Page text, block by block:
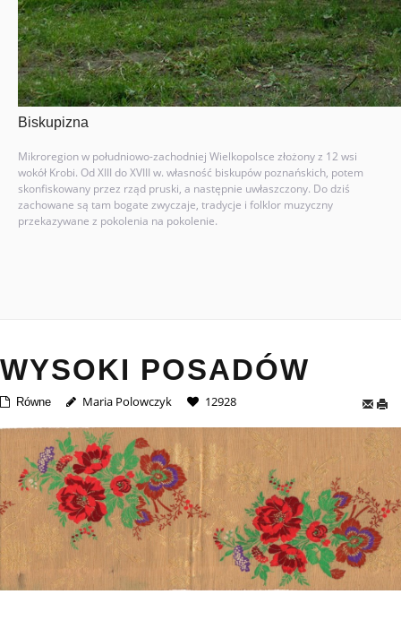
Biskupizna
Mikroregion w południowo-zachodniej Wielkopolsce złożony z 12 wsi
wokół Krobi. Od XIII do XVIII w. własność biskupów poznańskich, potem
skonfiskowany przez rząd pruski, a następnie uwłaszczony. Do dziś
zachowane są tam bogate zwyczaje, tradycje i folklor muzyczny
przekazywane z pokolenia na pokolenie.
WYSOKI POSADÓW
Równe Maria Polowczyk 12928